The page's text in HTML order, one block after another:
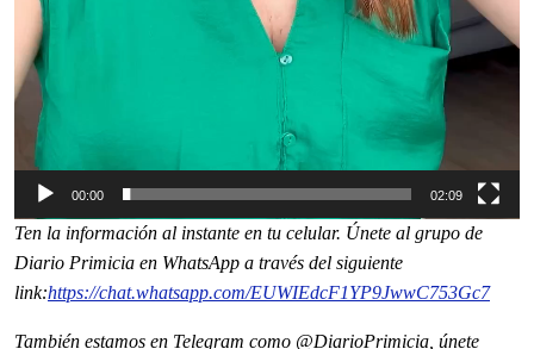
00:00 02:09
Ten la información al instante en tu celular. Únete al grupo de
Diario Primicia en WhatsApp a través del siguiente
link:https://chat.whatsapp.com/EUWIEdcF1YP9JwwC753Gc7
También estamos en Telegram como @DiarioPrimicia, únete